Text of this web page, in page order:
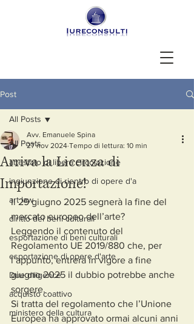
Post
All Posts
attestato di libera circolazione
ingiunzione di rientro di opere d'a
art law
diritto dei beni culturali
esportazione di beni culturali
esportazione di opere d'arte
Due diligence
acquisto coattivo
ministero della cultura
All Posts
Arriva la Licenza di
Importazione!
Avv. Emanuele Spina
27 nov 2024 Tempo di lettura: 10 min
Il 29 giugno 2025 segnerà la fine del
mercato europeo dell’arte?
Leggendo il contenuto del
Regolamento UE 2019/880 che, per
l’appunto, entrerà in vigore a fine
giugno 2025 il dubbio potrebbe anche
sorgere.
Si tratta del regolamento che l’Unione
Europea ha approvato ormai alcuni anni